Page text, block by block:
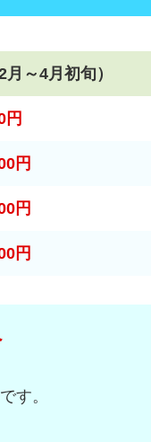
～4月初旬）
円
円
円
円
す。